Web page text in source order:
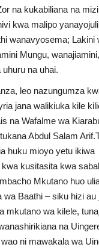
na kukabiliana na
kwa malipo
wanavyosema; Lakini
Mungu,
na uhai.
leo nazungumza
jana walikiuka kile
na Wafalme wa
Abdul Salam
huku mioyo yetu
kusitasita kwa
Mkutano huo
wa Baathi – siku hizi
mkutano wa kilele,
na
ni mawakala wa